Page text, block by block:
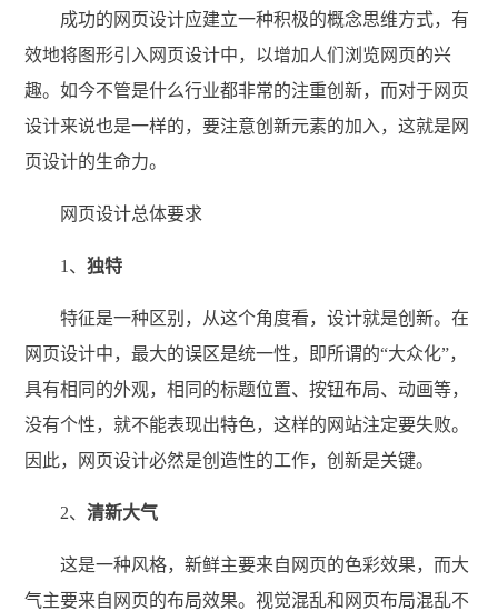
成功的网页设计应建立一种积极的概念思维方式，有
效地将图形引入网页设计中，以增加人们浏览网页的兴
趣。如今不管是什么行业都非常的注重创新，而对于网页
设计来说也是一样的，要注意创新元素的加入，这就是网
页设计的生命力。
网页设计总体要求
1、独特
特征是一种区别，从这个角度看，设计就是创新。在
网页设计中，最大的误区是统一性，即所谓的“大众化”，
具有相同的外观，相同的标题位置、按钮布局、动画等，
没有个性，就不能表现出特色，这样的网站注定要失败。
因此，网页设计必然是创造性的工作，创新是关键。
2、清新大气
这是一种风格，新鲜主要来自网页的色彩效果，而大
气主要来自网页的布局效果。视觉混乱和网页布局混乱不